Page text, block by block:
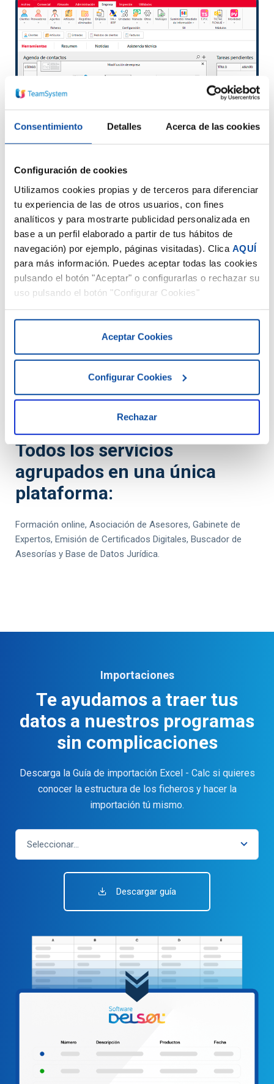
Consentimiento Detalles Acerca de las cookies
Configuración de cookies
Utilizamos cookies propias y de terceros para diferenciar
tu experiencia de las de otros usuarios, con fines
analíticos y para mostrarte publicidad personalizada en
base a un perfil elaborado a partir de tus hábitos de
navegación) por ejemplo, páginas visitadas). Clica AQUÍ
para más información. Puedes aceptar todas las cookies
pulsando el botón "Aceptar" o configurarlas o rechazar su
uso pulsando el botón "Configurar Cookies"
Aceptar Cookies
Configurar Cookies
Rechazar
Nuestros servicios
TeamSystem Asesor Excelente
Plataforma de formación para asesorías y
despachos profesionales
Todos los servicios
agrupados en una única
plataforma:
Formación online, Asociación de Asesores, Gabinete de
Expertos, Emisión de Certificados Digitales, Buscador de
Asesorías y Base de Datos Jurídica.
Importaciones
Te ayudamos a traer tus
datos a nuestros programas
sin complicaciones
Descarga la Guía de importación Excel - Calc si quieres
conocer la estructura de los ficheros y hacer la
importación tú mismo.
Seleccionar...
Descargar guía